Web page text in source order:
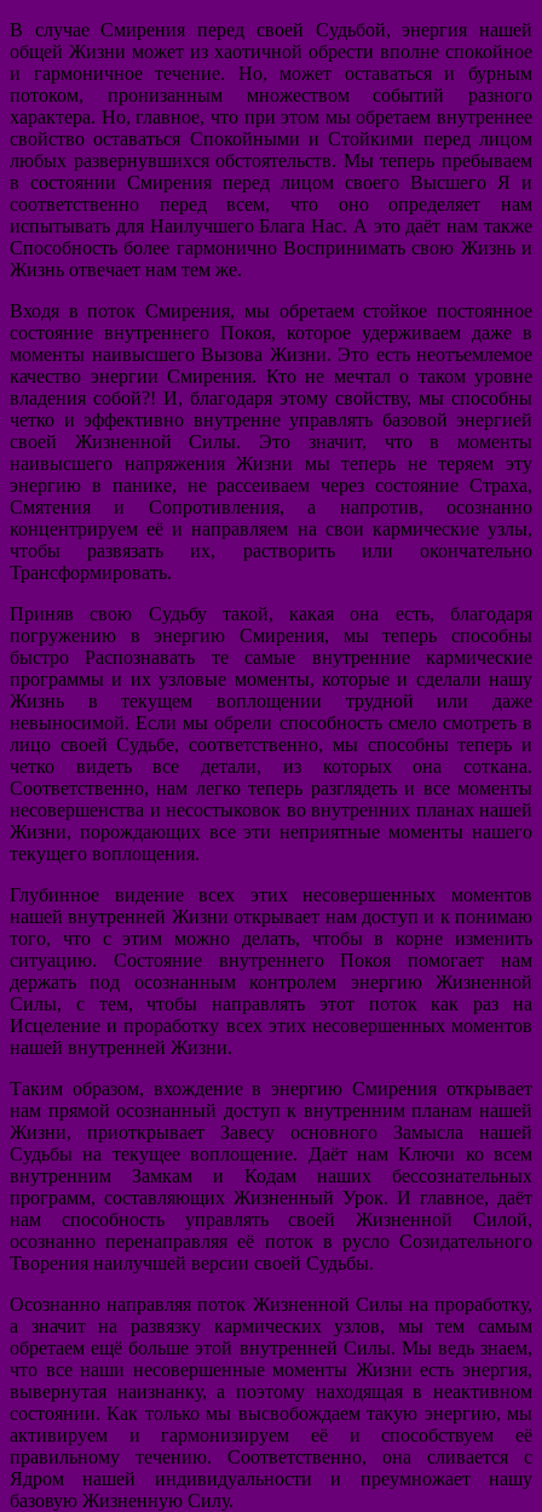
В случае Смирения перед своей Судьбой, энергия нашей
общей Жизни может из хаотичной обрести вполне спокойное
и гармоничное течение. Но, может оставаться и бурным
потоком, пронизанным множеством событий разного
характера. Но, главное, что при этом мы обретаем внутреннее
свойство оставаться Спокойными и Стойкими перед лицом
любых развернувшихся обстоятельств. Мы теперь пребываем
в состоянии Смирения перед лицом своего Высшего Я и
соответственно перед всем, что оно определяет нам
испытывать для Наилучшего Блага Нас. А это даёт нам также
Способность более гармонично Воспринимать свою Жизнь и
Жизнь отвечает нам тем же.
Входя в поток Смирения, мы обретаем стойкое постоянное
состояние внутреннего Покоя, которое удерживаем даже в
моменты наивысшего Вызова Жизни. Это есть неотъемлемое
качество энергии Смирения. Кто не мечтал о таком уровне
владения собой?! И, благодаря этому свойству, мы способны
четко и эффективно внутренне управлять базовой энергией
своей Жизненной Силы. Это значит, что в моменты
наивысшего напряжения Жизни мы теперь не теряем эту
энергию в панике, не рассеиваем через состояние Страха,
Смятения и Сопротивления, а напротив, осознанно
концентрируем её и направляем на свои кармические узлы,
чтобы развязать их, растворить или окончательно
Трансформировать.
Приняв свою Судьбу такой, какая она есть, благодаря
погружению в энергию Смирения, мы теперь способны
быстро Распознавать те самые внутренние кармические
программы и их узловые моменты, которые и сделали нашу
Жизнь в текущем воплощении трудной или даже
невыносимой. Если мы обрели способность смело смотреть в
лицо своей Судьбе, соответственно, мы способны теперь и
четко видеть все детали, из которых она соткана.
Соответственно, нам легко теперь разглядеть и все моменты
несовершенства и несостыковок во внутренних планах нашей
Жизни, порождающих все эти неприятные моменты нашего
текущего воплощения.
Глубинное видение всех этих несовершенных моментов
нашей внутренней Жизни открывает нам доступ и к понимаю
того, что с этим можно делать, чтобы в корне изменить
ситуацию. Состояние внутреннего Покоя помогает нам
держать под осознанным контролем энергию Жизненной
Силы, с тем, чтобы направлять этот поток как раз на
Исцеление и проработку всех этих несовершенных моментов
нашей внутренней Жизни.
Таким образом, вхождение в энергию Смирения открывает
нам прямой осознанный доступ к внутренним планам нашей
Жизни, приоткрывает Завесу основного Замысла нашей
Судьбы на текущее воплощение. Даёт нам Ключи ко всем
внутренним Замкам и Кодам наших бессознательных
программ, составляющих Жизненный Урок. И главное, даёт
нам способность управлять своей Жизненной Силой,
осознанно перенаправляя её поток в русло Созидательного
Творения наилучшей версии своей Судьбы.
Осознанно направляя поток Жизненной Силы на проработку,
а значит на развязку кармических узлов, мы тем самым
обретаем ещё больше этой внутренней Силы. Мы ведь знаем,
что все наши несовершенные моменты Жизни есть энергия,
вывернутая наизнанку, а поэтому находящая в неактивном
состоянии. Как только мы высвобождаем такую энергию, мы
активируем и гармонизируем её и способствуем её
правильному течению. Соответственно, она сливается с
Ядром нашей индивидуальности и преумножает нашу
базовую Жизненную Силу.